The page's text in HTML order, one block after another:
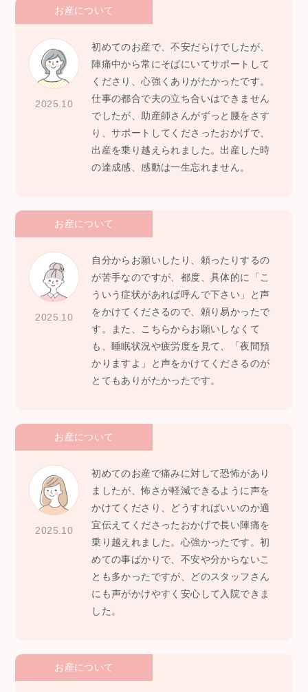
お産について
2025.10
初めてのお産で、不安だらけでしたが、
陣痛中から常にそばにいてサポートして
くださり、心強くありがたかったです。
仕事の都合で夫の立ち合いはできません
でしたが、助産師さんがずっと腰をさす
り、サポートしてくださったおかげで、
出産を乗り越えられました。出産した時
の達成感、感動は一生忘れません。
お産について
2025.10
自分からお願いしたり、頼ったりするの
が苦手なのですが、都度、具体的に「こ
ういう症状があれば呼んで下さい」と声
をかけてくださるので、頼り易かったで
す。また、こちらからお願いしなくて
も、睡眠状況や疲労度を見て、「夜間預
かりますよ」と声をかけてくださるのが
とてもありがたかったです。
お産について
2025.10
初めてのお産で痛みに対して恐怖があり
ましたが、怖さが軽減できるように声を
かけてくださり、どうすればいいのか適
宜伝えてくださったおかげで長い陣痛を
乗り越えれました。心強かったです。初
めての事ばかりで、不安や分からないこ
とも多かったですが、どのスタッフさん
にも声がかけやすく安心して入院できま
した。
お産について